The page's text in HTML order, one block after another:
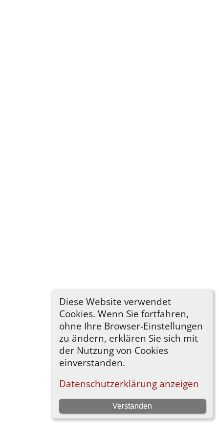
Diese Website verwendet
Cookies. Wenn Sie fortfahren,
ohne Ihre Browser-Einstellungen
zu ändern, erklären Sie sich mit
der Nutzung von Cookies
einverstanden.
Datenschutzerklärung anzeigen
Verstanden